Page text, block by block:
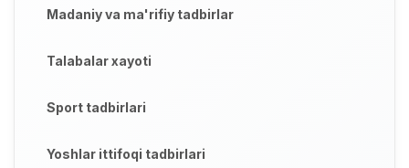
Madaniy va ma'rifiy tadbirlar
Talabalar xayoti
Sport tadbirlari
Yoshlar ittifoqi tadbirlari